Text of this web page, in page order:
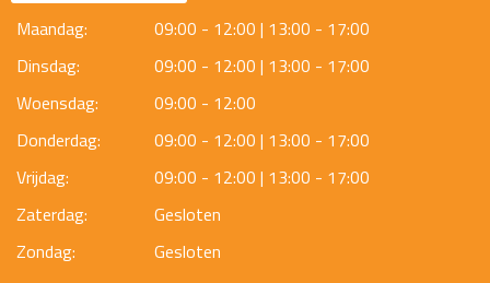
Maandag:
09:00 - 12:00 | 13:00 - 17:00
Dinsdag:
09:00 - 12:00 | 13:00 - 17:00
Woensdag:
09:00 - 12:00
Donderdag:
09:00 - 12:00 | 13:00 - 17:00
Vrijdag:
09:00 - 12:00 | 13:00 - 17:00
Zaterdag:
Gesloten
Zondag:
Gesloten